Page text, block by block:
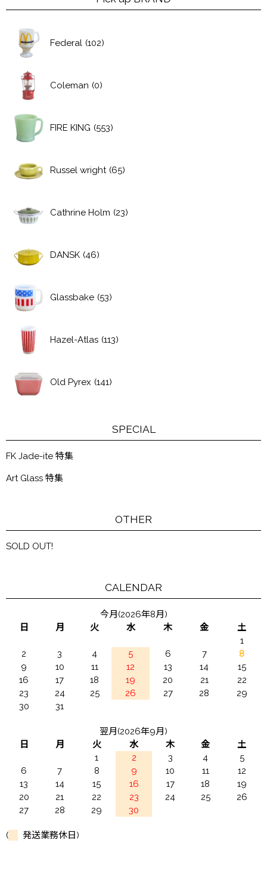
Federal (102)
Coleman (0)
FIRE KING (553)
Russel wright (65)
Cathrine Holm (23)
DANSK (46)
Glassbake (53)
Hazel-Atlas (113)
Old Pyrex (141)
SPECIAL
FK Jade-ite 特集
Art Glass 特集
OTHER
SOLD OUT!
CALENDAR
今月(2026年8月)
日
月 火 水 木 金
土
1
2
3 4 5 6 7
8
9
10 11 12 13 14
15
16
17 18 19 20 21
22
23
24 25 26 27 28
29
30
31
翌月(2026年9月)
日
月 火 水 木 金
土
1
2 3 4
5
6
7 8 9 10 11
12
13
14 15 16 17 18
19
20
21 22 23 24 25
26
27
28 29 30
( 発送業務休日)